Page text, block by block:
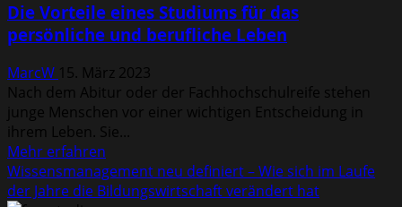
Fertighallen
–
die
Lehre
im
Studium
mit
dieser
Herausforderung
Die Vorteile eines Studiums für das
persönliche und berufliche Leben
MarcW 15. März 2023
Nach dem Abitur oder der Fachhochschulreife stehen
junge Menschen vor einer wichtigen Entscheidung in
ihrem Leben. Sie...
Mehr erfahren
Informationen
über
Wissensmanagement neu definiert – Wie sich im Laufe
der Jahre die Bildungswirtschaft verändert hat